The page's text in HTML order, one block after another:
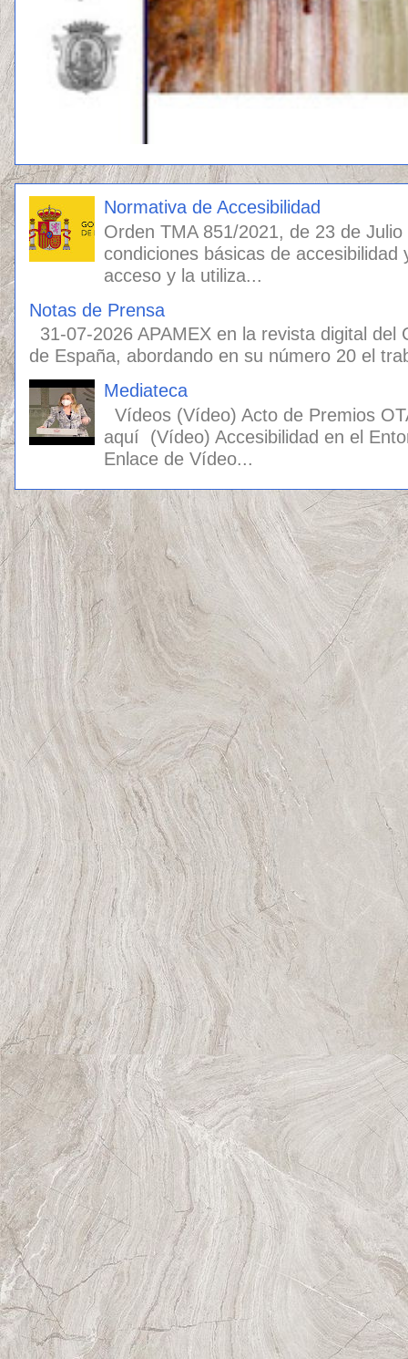
Normativa de Accesibilidad
Orden TMA 851/2021, de 23 de
condiciones básicas de
acceso y la utiliza...
Notas de Prensa
31-07-2026 APAMEX en la revista digital del
de España, abordando en su número 20 el
Mediateca
Vídeos (Vídeo) Acto de Premios
aquí (Vídeo) Accesibilidad en el
Enlace de Vídeo...